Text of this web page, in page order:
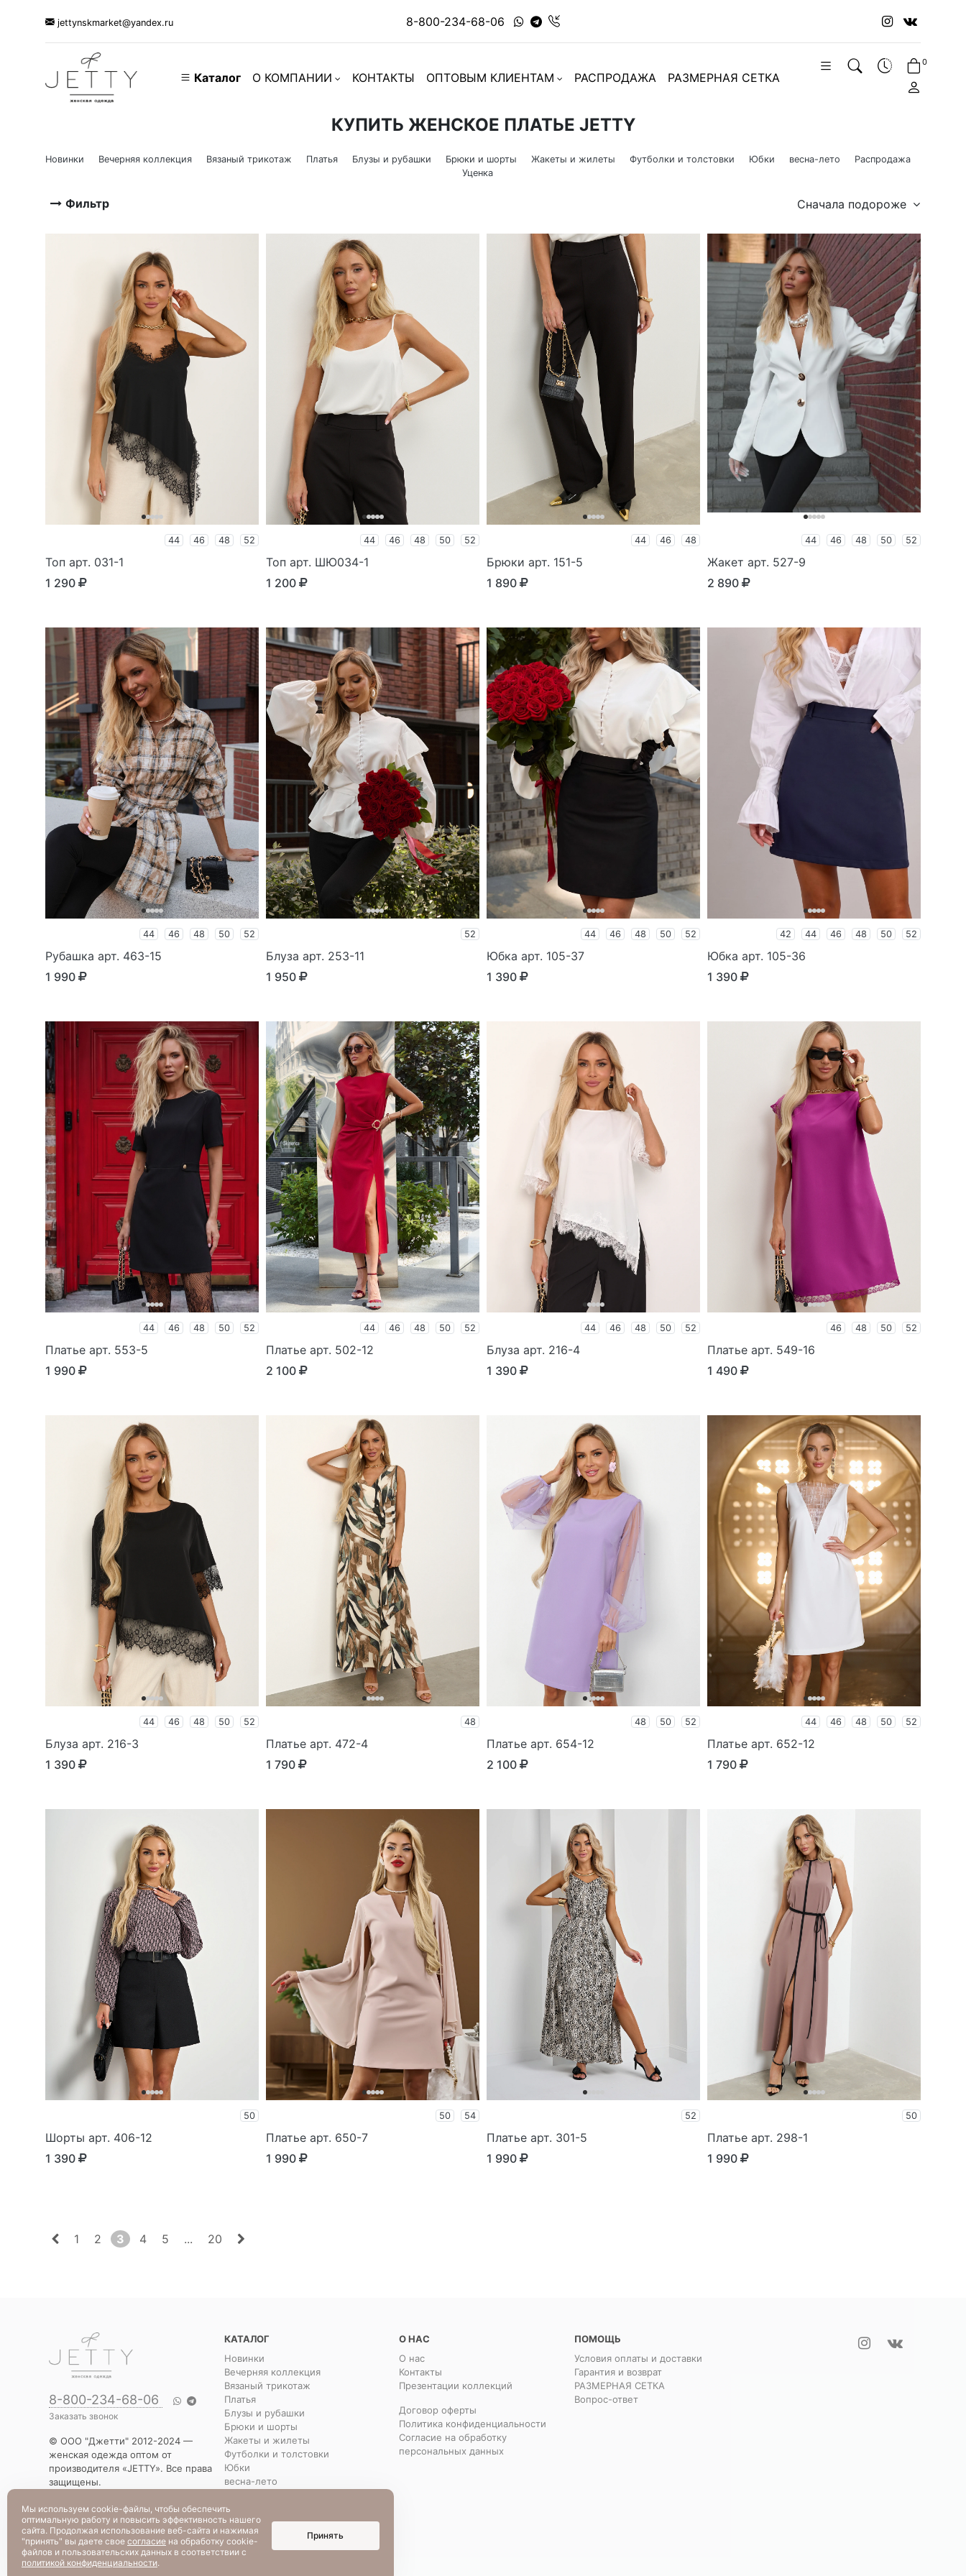
jettynskmarket@yandex.ru 8-800-234-68-06
Каталог О КОМПАНИИ КОНТАКТЫ ОПТОВЫМ КЛИЕНТАМ РАСПРОДАЖА РАЗМЕРНАЯ СЕТКА
0
КУПИТЬ ЖЕНСКОЕ ПЛАТЬЕ JETTY
Новинки Вечерняя коллекция Вязаный трикотаж Платья Блузы и рубашки Брюки и шорты Жакеты и жилеты Футболки и толстовки Юбки весна-лето
Распродажа
Уценка
Фильтр Сначала подороже
44 46 48 52
Топ арт. 031-1
1 290
44 46 48 50 52
Топ арт. ШЮ034-1
1 200
44 46 48
Брюки арт. 151-5
1 890
44 46 48 50 52
Жакет арт. 527-9
2 890
44 46 48 50 52
Рубашка арт. 463-15
1 990
52
Блуза арт. 253-11
1 950
44 46 48 50 52
Юбка арт. 105-37
1 390
42 44 46 48 50 52
Юбка арт. 105-36
1 390
44 46 48 50 52
Платье арт. 553-5
1 990
44 46 48 50 52
Платье арт. 502-12
2 100
44 46 48 50 52
Блуза арт. 216-4
1 390
46 48 50 52
Платье арт. 549-16
1 490
44 46 48 50 52
Блуза арт. 216-3
1 390
48
Платье арт. 472-4
1 790
48 50 52
Платье арт. 654-12
2 100
44 46 48 50 52
Платье арт. 652-12
1 790
50
Шорты арт. 406-12
1 390
50 54
Платье арт. 650-7
1 990
52
Платье арт. 301-5
1 990
50
Платье арт. 298-1
1 990
1 2 3 4 5 ... 20
8-800-234-68-06
Заказать звонок
© ООО "Джетти" 2012-2024 —
женская одежда оптом от
производителя «JETTY». Все права
защищены.
условия их приобретения
действительны по состоянию на
текущую дату.
КАТАЛОГ
Новинки
Вечерняя коллекция
Вязаный трикотаж
Платья
Блузы и рубашки
Брюки и шорты
Жакеты и жилеты
Футболки и толстовки
Юбки
весна-лето
Уценка
О НАС
О нас
Контакты
Презентации коллекций
Договор оферты
Политика конфиденциальности
Согласие на обработку
персональных данных
ПОМОЩЬ
Условия оплаты и доставки
Гарантия и возврат
РАЗМЕРНАЯ СЕТКА
Вопрос-ответ
Мы используем cookie-файлы, чтобы обеспечить
оптимальную работу и повысить эффективность нашего
сайта. Продолжая использование веб-сайта и нажимая
"принять" вы даете свое согласие на обработку cookie-
файлов и пользовательских данных в соответствии с
политикой конфиденциальности.
Принять